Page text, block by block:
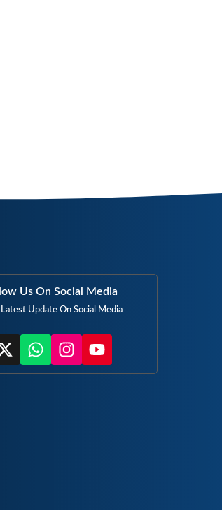
Us On Social Media
Update On Social Media